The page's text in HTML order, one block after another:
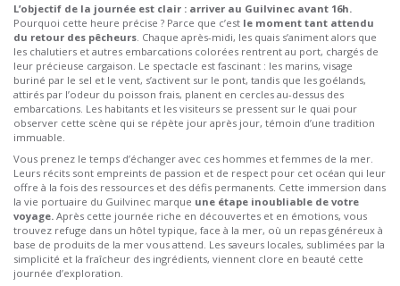
L’objectif de la journée est clair : arriver au Guilvinec avant 16h.
Pourquoi cette heure précise ? Parce que c’est le moment tant attendu
du retour des pêcheurs . Chaque après-midi, les quais s’animent alors que
les chalutiers et autres embarcations colorées rentrent au port, chargés de
leur précieuse cargaison. Le spectacle est fascinant : les marins, visage
buriné par le sel et le vent, s’activent sur le pont, tandis que les goélands,
attirés par l’odeur du poisson frais, planent en cercles au-dessus des
embarcations. Les habitants et les visiteurs se pressent sur le quai pour
observer cette scène qui se répète jour après jour, témoin d’une tradition
immuable.
Vous prenez le temps d’échanger avec ces hommes et femmes de la mer.
Leurs récits sont empreints de passion et de respect pour cet océan qui leur
offre à la fois des ressources et des défis permanents. Cette immersion dans
la vie portuaire du Guilvinec marque une étape inoubliable de votre
voyage. Après cette journée riche en découvertes et en émotions, vous
trouvez refuge dans un hôtel typique, face à la mer, où un repas généreux à
base de produits de la mer vous attend. Les saveurs locales, sublimées par la
simplicité et la fraîcheur des ingrédients, viennent clore en beauté cette
journée d’exploration.